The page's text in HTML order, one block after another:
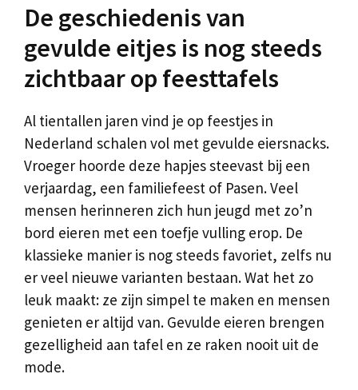
De geschiedenis van
gevulde eitjes is nog steeds
zichtbaar op feesttafels
Al tientallen jaren vind je op feestjes in
Nederland schalen vol met gevulde eiersnacks.
Vroeger hoorde deze hapjes steevast bij een
verjaardag, een familiefeest of Pasen. Veel
mensen herinneren zich hun jeugd met zo’n
bord eieren met een toefje vulling erop. De
klassieke manier is nog steeds favoriet, zelfs nu
er veel nieuwe varianten bestaan. Wat het zo
leuk maakt: ze zijn simpel te maken en mensen
genieten er altijd van. Gevulde eieren brengen
gezelligheid aan tafel en ze raken nooit uit de
mode.